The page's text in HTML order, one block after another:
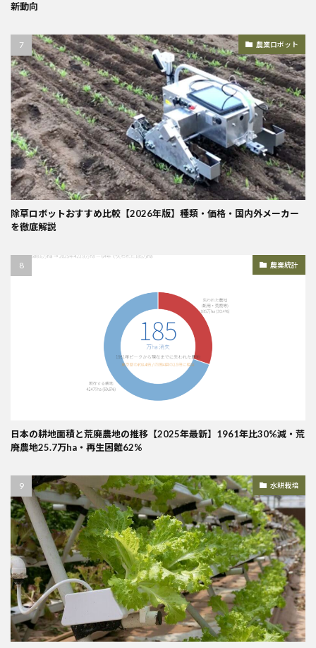
新動向
農業ロボット
除草ロボットおすすめ比較【2026年版】種類・価格・国内外メーカー
を徹底解説
農業統計
日本の耕地面積と荒廃農地の推移【2025年最新】1961年比30%減・荒
廃農地25.7万ha・再生困難62%
水耕栽培